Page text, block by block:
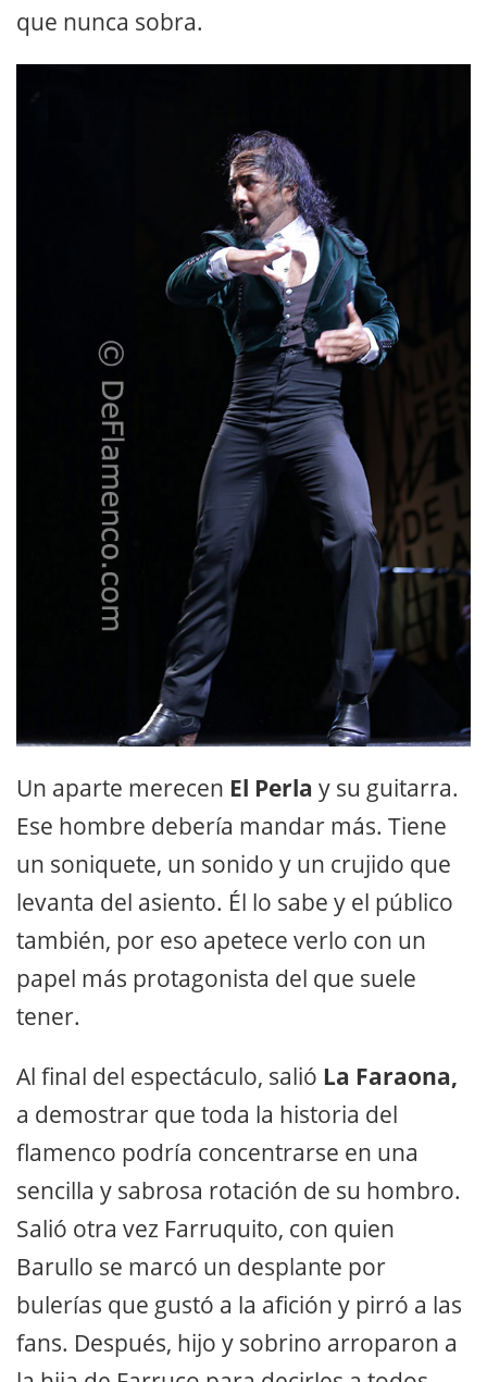
que nunca sobra.
Un aparte merecen El Perla y su guitarra.
Ese hombre debería mandar más. Tiene
un soniquete, un sonido y un crujido que
levanta del asiento. Él lo sabe y el público
también, por eso apetece verlo con un
papel más protagonista del que suele
tener.
Al final del espectáculo, salió La Faraona,
a demostrar que toda la historia del
flamenco podría concentrarse en una
sencilla y sabrosa rotación de su hombro.
Salió otra vez Farruquito, con quien
Barullo se marcó un desplante por
bulerías que gustó a la afición y pirró a las
fans. Después, hijo y sobrino arroparon a